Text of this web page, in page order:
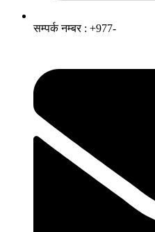
सम्पर्क नम्बर : +977-